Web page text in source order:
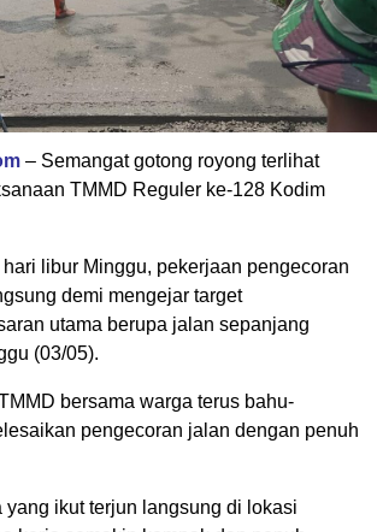
– Semangat gotong royong terlihat
TMMD Reguler ke-128 Kodim
libur Minggu, pekerjaan pengecoran
demi mengejar target
utama berupa jalan sepanjang
(03/05).
bersama warga terus bahu-
pengecoran jalan dengan penuh
yang ikut terjun langsung di lokasi